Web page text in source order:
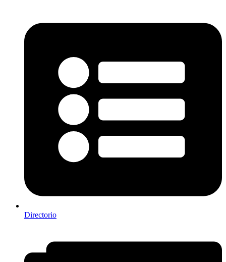
Directorio